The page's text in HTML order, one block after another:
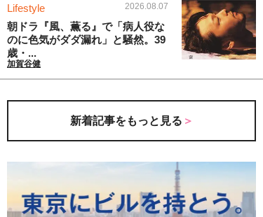
Lifestyle 2026.08.07
朝ドラ『風、薫る』で「病人役な
のに色気がダダ漏れ」と騒然。39
歳・...
加賀谷健
新着記事をもっと見る